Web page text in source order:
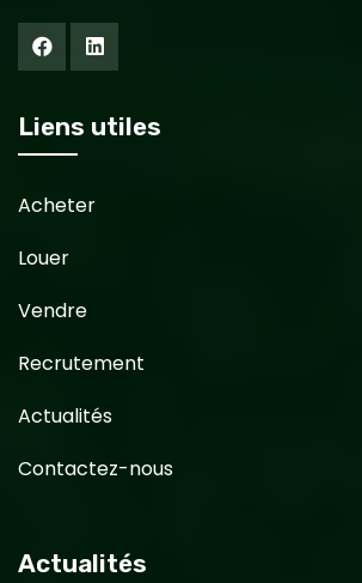
Liens utiles
Acheter
Louer
Vendre
Recrutement
Actualités
Contactez-nous
Actualités